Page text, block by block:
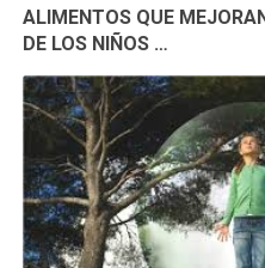
ALIMENTOS QUE
DE LOS NIÑOS …